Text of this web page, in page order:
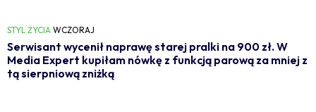
STYL ŻYCIA WCZORAJ
Serwisant wycenił naprawę starej pralki na 900 zł. W
Media Expert kupiłam nówkę z funkcją parową za mniej z
tą sierpniową zniżką